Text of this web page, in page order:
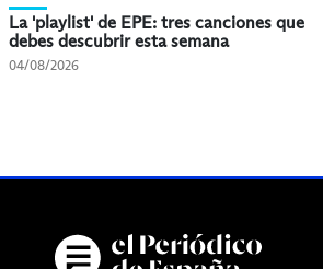
La 'playlist' de EPE: tres canciones que
debes descubrir esta semana
04/08/2026